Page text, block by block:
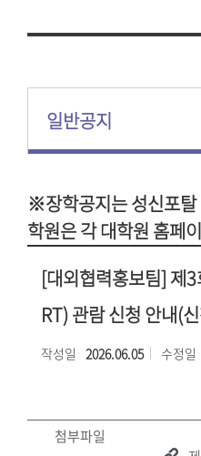
일반공지
※장학공지는 성신포탈
학원은 각 대학원 홈페
[대외협력홍보팀] 제
RT) 관람 신청 안내(
작성일 2026.06.05 수정일
첨부파일